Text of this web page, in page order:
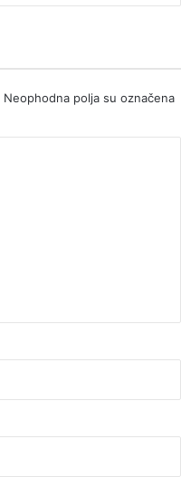
Neophodna polja su označena